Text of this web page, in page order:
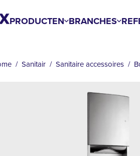
PRODUCTEN BRANCHES
Sanitair Sanitaire accessoires